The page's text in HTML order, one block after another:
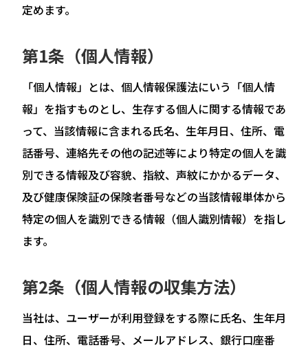
定めます。
第1条（個人情報）
「個人情報」とは、個人情報保護法にいう「個人情
報」を指すものとし、生存する個人に関する情報であ
って、当該情報に含まれる氏名、生年月日、住所、電
話番号、連絡先その他の記述等により特定の個人を識
別できる情報及び容貌、指紋、声紋にかかるデータ、
及び健康保険証の保険者番号などの当該情報単体から
特定の個人を識別できる情報（個人識別情報）を指し
ます。
第2条（個人情報の収集方法）
当社は、ユーザーが利用登録をする際に氏名、生年月
日、住所、電話番号、メールアドレス、銀行口座番